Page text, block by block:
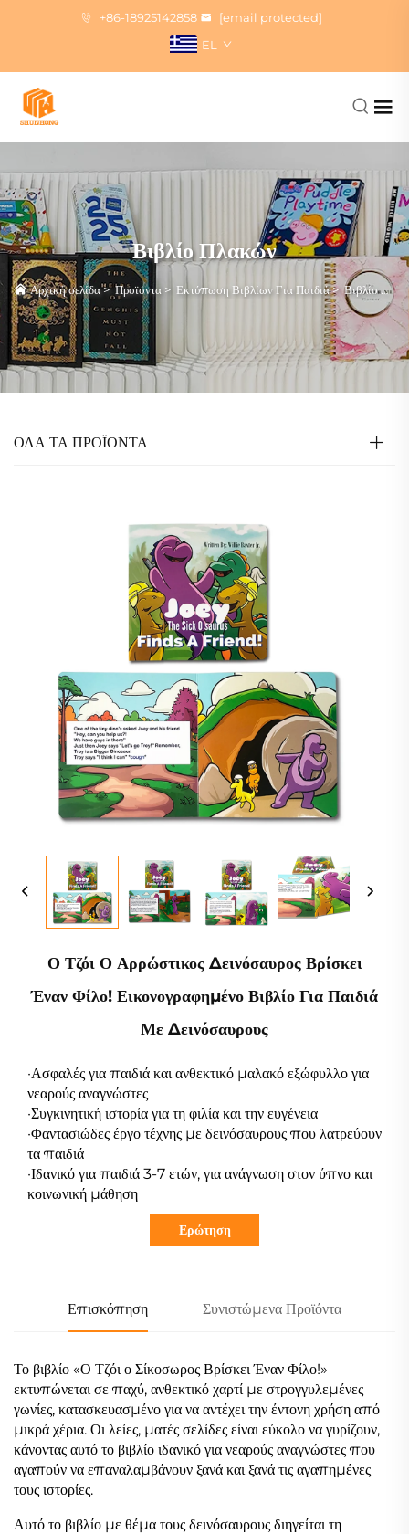
+86-18925142858
[email protected]
EL
Βιβλίο Πλακών
Αρχική σελίδα>Προϊόντα > Εκτύπωση Βιβλίων Για Παιδιά>Βιβλίο Πλακών
ΟΛΑ ΤΑ ΠΡΟΪΟΝΤΑ
Ο Τζόι Ο Αρρώστικος Δεινόσαυρος Βρίσκει
Έναν Φίλο! Εικονογραφημένο Βιβλίο Για Παιδιά
Με Δεινόσαυρους
·Ασφαλές για παιδιά και ανθεκτικό μαλακό εξώφυλλο για
νεαρούς αναγνώστες
·Συγκινητική ιστορία για τη φιλία και την ευγένεια
·Φαντασιώδες έργο τέχνης με δεινόσαυρους που λατρεύουν
τα παιδιά
·Ιδανικό για παιδιά 3-7 ετών, για ανάγνωση στον ύπνο και
κοινωνική μάθηση
Ερώτηση
Επισκόπηση Συνιστώμενα Προϊόντα
Το βιβλίο «Ο Τζόι ο Σίκοσωρος Βρίσκει Έναν Φίλο!»
εκτυπώνεται σε παχύ, ανθεκτικό χαρτί με στρογγυλεμένες
γωνίες, κατασκευασμένο για να αντέχει την έντονη χρήση από
μικρά χέρια. Οι λείες, ματές σελίδες είναι εύκολο να γυρίζουν,
κάνοντας αυτό το βιβλίο ιδανικό για νεαρούς αναγνώστες που
αγαπούν να επαναλαμβάνουν ξανά και ξανά τις αγαπημένες
τους ιστορίες.
Αυτό το βιβλίο με θέμα τους δεινόσαυρους διηγείται τη